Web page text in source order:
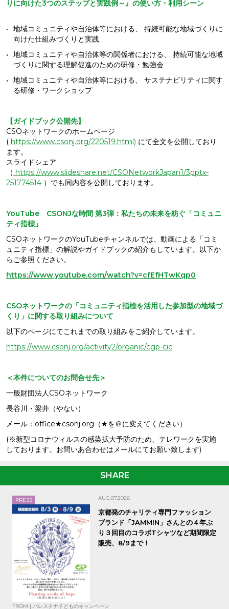
りに向けた3つのステップと実践例～』の使い方・利用シーン
地域コミュニティや自治体等における、 持続可能な地域づくりに
向けた仕組みづくりと実践
地域コミュニティや自治体等の関係者における、 持続可能な地域
づくりに関する理解促進のための研修・勉強会
地域コミュニティや自治体等における、 サステナビリティに関す
る研修・ワークショップ
【ガイドブック公開先】
CSOネットワークのホームページ
( https://www.csonj.org/220519.html) にて全文を公開しており
ます。
スライドシェア
（ https://www.slideshare.net/CSONetworkJapan1/3pptx-
251774514 ）でも同内容を公開しております。
YouTube CSONJな時間 第3弾：私たちの未来を紡ぐ「コミュニ
ティ指標」
CSOネットワークのYouTubeチャンネルでは、動画による「コミ
ュニティ指標」の解説やガイドブックの紹介もしています。以下か
らご参照ください。
https://www.youtube.com/watch?v=cfEfHTwKqp0
CSOネットワークの「コミュニティ指標を活用した参加型の地域づ
くり」に関する取り組みについて
以下のページにてこれまでの取り組みをご紹介しています。
https://www.csonj.org/activity2/organic/cgp-cic
＜本件についてのお問合せ先＞
一般財団法人CSOネットワーク
長谷川・梁井（やない）
メール：office★csonj.org（★を＠に変えてください）
(※新型コロナウィルスの感染拡大予防のため、テレワークを実施
しております。お問いあ合わせはメールにてお願い致します)
SHARE
PRESS AUG.07.2026
京都発のチャリティ専門ファッション
ブランド「JAMMIN」さんとの４年ぶ
り３回目のコラボTシャツなど期間限定
販売、8/9まで！
FROM | パレスチナ子どものキャンペーン